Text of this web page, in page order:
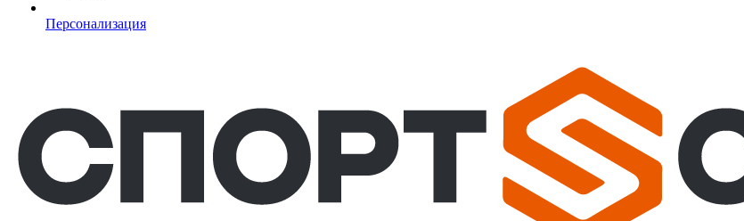
Персонализация